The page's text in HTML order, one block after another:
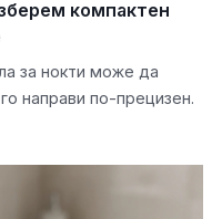
компактен
за нокти може да
направи по-прецизен.